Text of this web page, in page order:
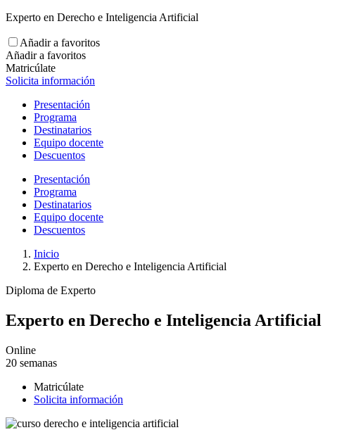
Experto en Derecho e Inteligencia Artificial
Añadir a favoritos
Añadir a favoritos
Matricúlate
Solicita información
Presentación
Programa
Destinatarios
Equipo docente
Descuentos
Presentación
Programa
Destinatarios
Equipo docente
Descuentos
Inicio
Experto en Derecho e Inteligencia Artificial
Diploma de Experto
Experto en Derecho e Inteligencia Artificial
Online
20 semanas
Matricúlate
Solicita información